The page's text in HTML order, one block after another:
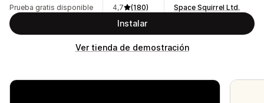
Prueba gratis disponible
4,7
(180)
Space Squirrel Ltd.
Instalar
Ver tienda de demostración